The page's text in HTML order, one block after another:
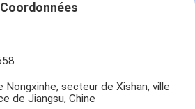
Coordonnées
Nongxinhe, secteur de Xishan, ville
de Jiangsu, Chine